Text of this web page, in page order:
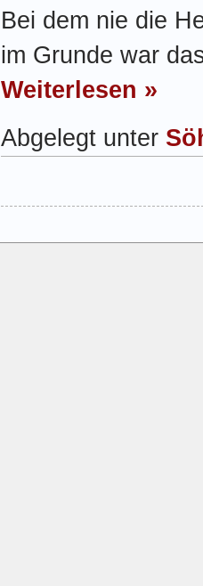
Bei dem nie die
im Grunde war
Weiterlesen »
Abgelegt unter